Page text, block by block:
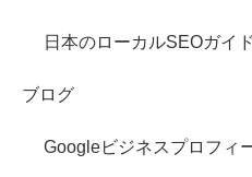
日本のローカルSEOガイド
ブログ
Googleビジネスプロフィ